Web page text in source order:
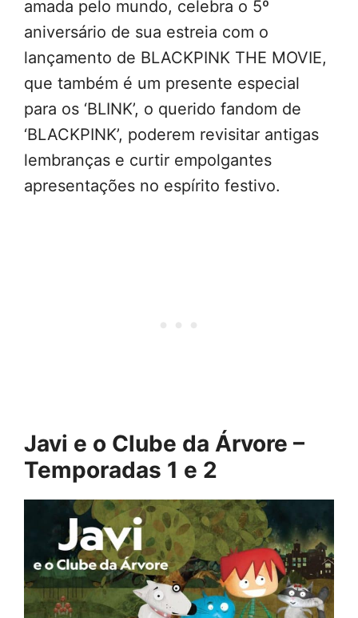
amada pelo mundo, celebra o 5º
aniversário de sua estreia com o
lançamento de BLACKPINK THE MOVIE,
que também é um presente especial
para os ‘BLINK’, o querido fandom de
‘BLACKPINK’, poderem revisitar antigas
lembranças e curtir empolgantes
apresentações no espírito festivo.
Javi e o Clube da Árvore –
Temporadas 1 e 2